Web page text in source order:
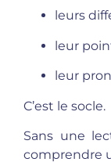
leurs
leur
leur
C’est le socle.
Sans une
comprendre